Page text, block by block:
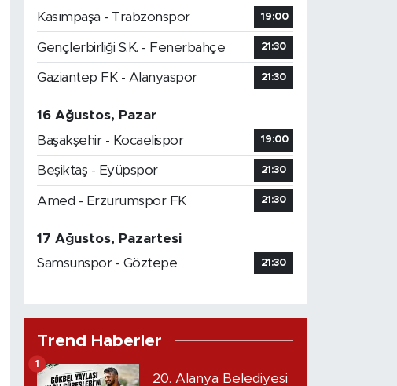
Kasımpaşa - Trabzonspor 19:00
Gençlerbirliği S.K. - Fenerbahçe 21:30
Gaziantep FK - Alanyaspor 21:30
16 Ağustos, Pazar
Başakşehir - Kocaelispor
19:00
Beşiktaş - Eyüpspor 21:30
Amed - Erzurumspor FK 21:30
17 Ağustos, Pazartesi
Samsunspor - Göztepe
21:30
Trend Haberler
20. Alanya Belediyesi
1